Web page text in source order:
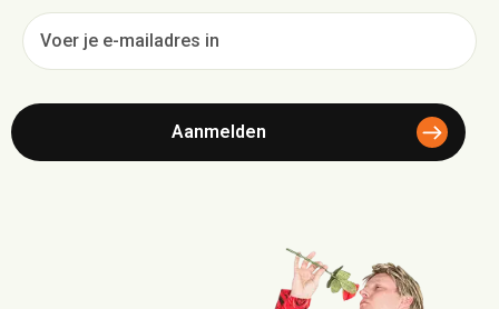
Voer
je
e-
mailadres
Aanmelden